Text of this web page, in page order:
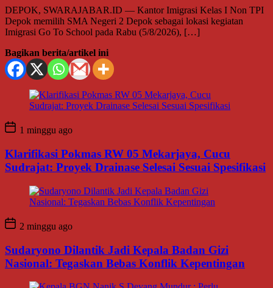
DEPOK, SWARAJABAR.ID — Kantor Imigrasi Kelas I Non TPI
Depok memilih SMA Negeri 2 Depok sebagai lokasi kegiatan
Imigrasi Go To School pada Rabu (5/8/2026), […]
Bagikan berita/artikel ini
1 minggu ago
Klarifikasi Pokmas RW 05 Mekarjaya, Cucu
Sudrajat: Proyek Drainase Selesai Sesuai Spesifikasi
2 minggu ago
Sudaryono Dilantik Jadi Kepala Badan Gizi
Nasional: Tegaskan Bebas Konflik Kepentingan